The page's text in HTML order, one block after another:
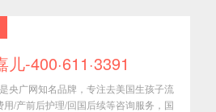
儿-400·611·3391
央广网知名品牌，专注去美国生孩子流
用/产前后护理/回国后续等咨询服务，国